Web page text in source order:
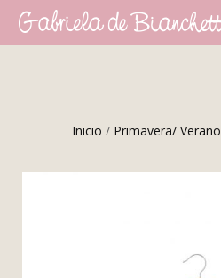
Inicio / Primavera/ Verano